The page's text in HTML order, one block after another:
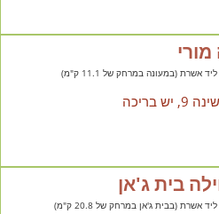
מורי
אשרת (במעונה במרחק של 11.1 ק"מ)
בריכה
בית ג'אן
אשרת (בבית ג'אן במרחק של 20.8 ק"מ)